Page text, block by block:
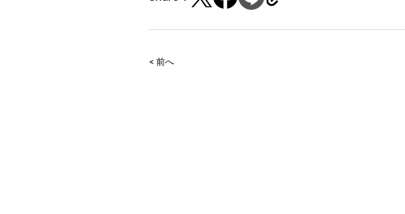
Post
< 前へ